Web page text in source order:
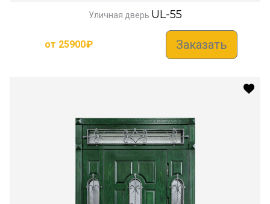
Уличная дверь UL-55
от 25900₽ Заказать